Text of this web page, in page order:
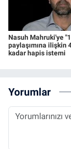
Nasuh Mahruki'ye
paylaşımına ilişkin
kadar hapis istemi
Yorumlar